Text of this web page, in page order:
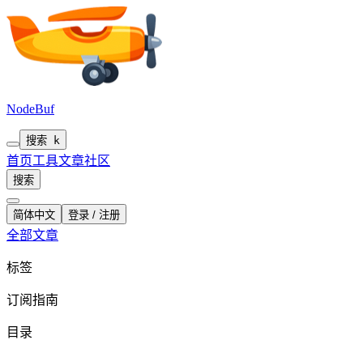
NodeBuf
搜索 k
首页工具文章社区
搜索
简体中文 登录 / 注册
全部文章
标签
订阅指南
目录